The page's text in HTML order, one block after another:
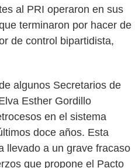
al PRI operaron en sus
terminaron por hacer de
de control bipartidista,
algunos Secretarios de
Esther Gordillo
en el sistema
doce años. Esta
llevado a un grave fracaso
que propone el Pacto